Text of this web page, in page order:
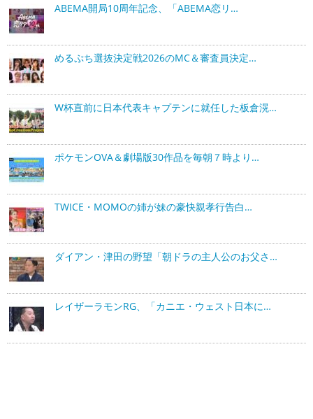
ABEMA開局10周年記念、「ABEMA恋リ…
めるぷち選抜決定戦2026のMC＆審査員決定…
W杯直前に日本代表キャプテンに就任した板倉滉…
ポケモンOVA＆劇場版30作品を毎朝７時より…
TWICE・MOMOの姉が妹の豪快親孝行告白…
ダイアン・津田の野望「朝ドラの主人公のお父さ…
レイザーラモンRG、「カニエ・ウェスト日本に…